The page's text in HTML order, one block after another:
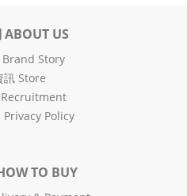
ABOUT US
Brand Story
訊 Store
Recruitment
Privacy Policy
TO BUY